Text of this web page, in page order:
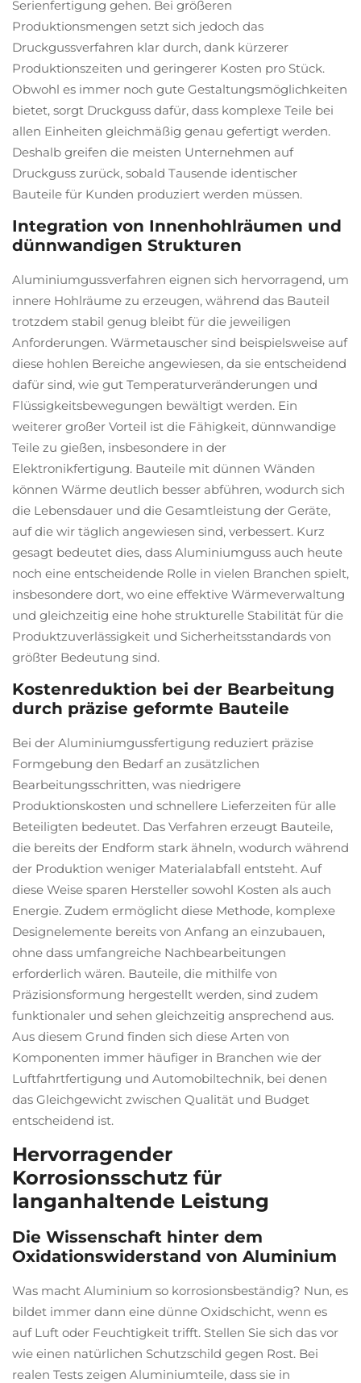
Serienfertigung gehen. Bei größeren
Produktionsmengen setzt sich jedoch das
Druckgussverfahren klar durch, dank kürzerer
Produktionszeiten und geringerer Kosten pro Stück.
Obwohl es immer noch gute Gestaltungsmöglichkeiten
bietet, sorgt Druckguss dafür, dass komplexe Teile bei
allen Einheiten gleichmäßig genau gefertigt werden.
Deshalb greifen die meisten Unternehmen auf
Druckguss zurück, sobald Tausende identischer
Bauteile für Kunden produziert werden müssen.
Integration von Innenhohlräumen und
dünnwandigen Strukturen
Aluminiumgussverfahren eignen sich hervorragend, um
innere Hohlräume zu erzeugen, während das Bauteil
trotzdem stabil genug bleibt für die jeweiligen
Anforderungen. Wärmetauscher sind beispielsweise auf
diese hohlen Bereiche angewiesen, da sie entscheidend
dafür sind, wie gut Temperaturveränderungen und
Flüssigkeitsbewegungen bewältigt werden. Ein
weiterer großer Vorteil ist die Fähigkeit, dünnwandige
Teile zu gießen, insbesondere in der
Elektronikfertigung. Bauteile mit dünnen Wänden
können Wärme deutlich besser abführen, wodurch sich
die Lebensdauer und die Gesamtleistung der Geräte,
auf die wir täglich angewiesen sind, verbessert. Kurz
gesagt bedeutet dies, dass Aluminiumguss auch heute
noch eine entscheidende Rolle in vielen Branchen spielt,
insbesondere dort, wo eine effektive Wärmeverwaltung
und gleichzeitig eine hohe strukturelle Stabilität für die
Produktzuverlässigkeit und Sicherheitsstandards von
größter Bedeutung sind.
Kostenreduktion bei der Bearbeitung
durch präzise geformte Bauteile
Bei der Aluminiumgussfertigung reduziert präzise
Formgebung den Bedarf an zusätzlichen
Bearbeitungsschritten, was niedrigere
Produktionskosten und schnellere Lieferzeiten für alle
Beteiligten bedeutet. Das Verfahren erzeugt Bauteile,
die bereits der Endform stark ähneln, wodurch während
der Produktion weniger Materialabfall entsteht. Auf
diese Weise sparen Hersteller sowohl Kosten als auch
Energie. Zudem ermöglicht diese Methode, komplexe
Designelemente bereits von Anfang an einzubauen,
ohne dass umfangreiche Nachbearbeitungen
erforderlich wären. Bauteile, die mithilfe von
Präzisionsformung hergestellt werden, sind zudem
funktionaler und sehen gleichzeitig ansprechend aus.
Aus diesem Grund finden sich diese Arten von
Komponenten immer häufiger in Branchen wie der
Luftfahrtfertigung und Automobiltechnik, bei denen
das Gleichgewicht zwischen Qualität und Budget
entscheidend ist.
Hervorragender
Korrosionsschutz für
langanhaltende Leistung
Die Wissenschaft hinter dem
Oxidationswiderstand von Aluminium
Was macht Aluminium so korrosionsbeständig? Nun, es
bildet immer dann eine dünne Oxidschicht, wenn es
auf Luft oder Feuchtigkeit trifft. Stellen Sie sich das vor
wie einen natürlichen Schutzschild gegen Rost. Bei
realen Tests zeigen Aluminiumteile, dass sie in